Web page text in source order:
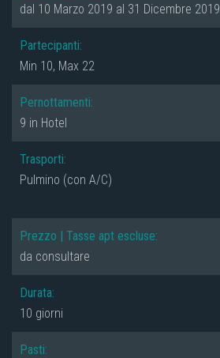
dal 10 Marzo 2019 al 31 Dicembre 2019
Partecipanti:
Min 10, Max 22
Pernottamenti:
9 in Hotel
Trasporti:
Pulmino (con A/C)
Prezzo | Tasse apt escluse:
da consultare
Durata:
10 giorni
Pasti: